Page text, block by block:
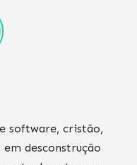
software, cristão,
desconstrução